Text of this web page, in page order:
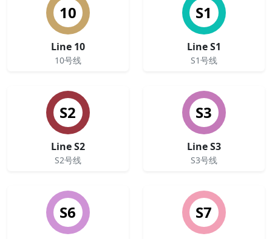
10
Line 10
10号线
S1
Line S1
S1号线
S2
Line S2
S2号线
S3
Line S3
S3号线
S6 S7